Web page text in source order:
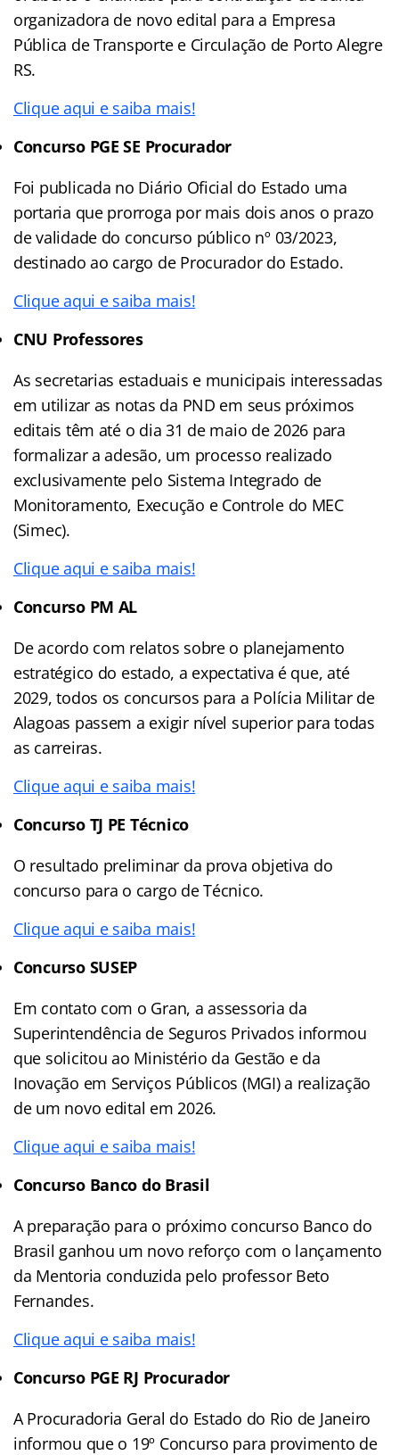
organizadora de novo edital para a Empresa
Pública de Transporte e Circulação de Porto Alegre
RS.
Clique aqui e saiba mais!
Concurso PGE SE Procurador
Foi publicada no Diário Oficial do Estado uma
portaria que prorroga por mais dois anos o prazo
de validade do concurso público nº 03/2023,
destinado ao cargo de Procurador do Estado.
Clique aqui e saiba mais!
CNU Professores
As secretarias estaduais e municipais interessadas
em utilizar as notas da PND em seus próximos
editais têm até o dia 31 de maio de 2026 para
formalizar a adesão, um processo realizado
exclusivamente pelo Sistema Integrado de
Monitoramento, Execução e Controle do MEC
(Simec).
Clique aqui e saiba mais!
Concurso PM AL
De acordo com relatos sobre o planejamento
estratégico do estado, a expectativa é que, até
2029, todos os concursos para a Polícia Militar de
Alagoas passem a exigir nível superior para todas
as carreiras.
Clique aqui e saiba mais!
Concurso TJ PE Técnico
O resultado preliminar da prova objetiva do
concurso para o cargo de Técnico.
Clique aqui e saiba mais!
Concurso SUSEP
Em contato com o Gran, a assessoria da
Superintendência de Seguros Privados informou
que solicitou ao Ministério da Gestão e da
Inovação em Serviços Públicos (MGI) a realização
de um novo edital em 2026.
Clique aqui e saiba mais!
Concurso Banco do Brasil
A preparação para o próximo concurso Banco do
Brasil ganhou um novo reforço com o lançamento
da Mentoria conduzida pelo professor Beto
Fernandes.
Clique aqui e saiba mais!
Concurso PGE RJ Procurador
A Procuradoria Geral do Estado do Rio de Janeiro
informou que o 19º Concurso para provimento de